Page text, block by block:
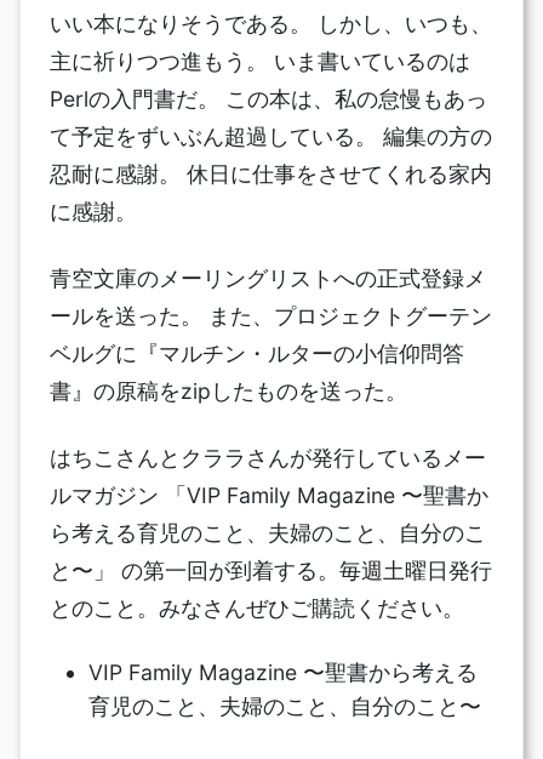
いい本になりそうである。 しかし、いつも、
主に祈りつつ進もう。 いま書いているのは
Perlの入門書だ。 この本は、私の怠慢もあっ
て予定をずいぶん超過している。 編集の方の
忍耐に感謝。 休日に仕事をさせてくれる家内
に感謝。
青空文庫のメーリングリストへの正式登録メ
ールを送った。 また、プロジェクトグーテン
ベルグに『マルチン・ルターの小信仰問答
書』の原稿をzipしたものを送った。
はちこさんとクララさんが発行しているメー
ルマガジン 「VIP Family Magazine 〜聖書か
ら考える育児のこと、夫婦のこと、自分のこ
と〜」 の第一回が到着する。毎週土曜日発行
とのこと。みなさんぜひご購読ください。
VIP Family Magazine 〜聖書から考える
育児のこと、夫婦のこと、自分のこと〜